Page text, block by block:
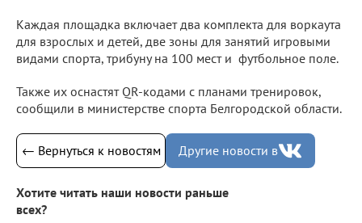
Каждая площадка включает два комплекта для воркаута
для взрослых и детей, две зоны для занятий игровыми
видами спорта, трибуну на 100 мест и футбольное поле.
Также их оснастят QR-кодами с планами тренировок,
сообщили в министерстве спорта Белгородской области.
← Вернуться к новостям Другие новости в
Хотите читать наши новости раньше
всех?